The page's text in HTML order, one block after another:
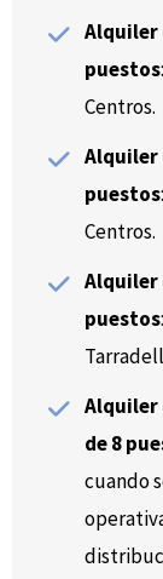
Alquiler
puestos
Centros.
Alquiler
puestos
Centros.
Alquiler
puestos
Alquiler
de 8
cuando